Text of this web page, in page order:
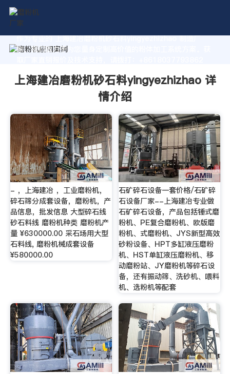
作为专业的 上海建冶磨粉机砂石料yingyezhizhao 制造厂
家，我们致力于为您量身定制高价值的粉体加工系统方案。获
上海建冶磨粉机砂石料yingyezhizhao 详
情介绍
- ，上海建冶 ，工业磨粉机，
碎石筛分成套设备，磨粉机，产
品信息，批发信息 大型碎石线
砂石料线 磨粉机种类 磨粉机产
量 ¥630000.00 采石场用大型
石料线, 磨粉机械成套设备
¥580000.00
石矿碎石设备一套价格/石矿碎
石设备厂家--上海建冶专业做
石矿碎石设备，产品包括锤式磨
粉机、PE复合磨粉机、欧版磨
粉机、式磨粉机、JYS新型高效
砂粉设备、HPT多缸液压磨粉
机、HST单缸液压磨粉机、移
动磨粉站、JY磨粉机等碎石设
备，还有振动筛、洗砂机、喂料
机、选粉机等配套